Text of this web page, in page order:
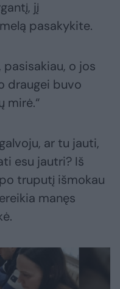
jį
pasakykite.
pasisakiau, o jos
draugei buvo
mirė.“
ar tu jauti,
esu jautri? Iš
truputį išmokau
manęs